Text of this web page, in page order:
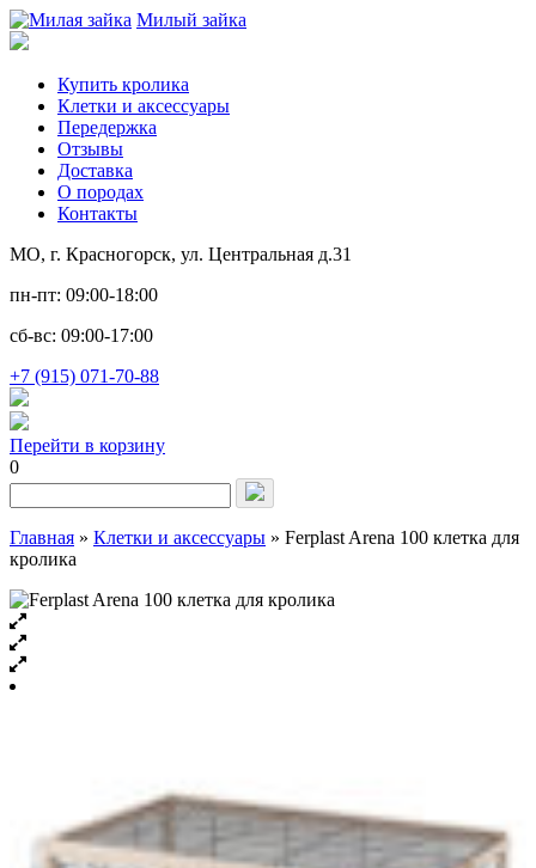
Милый зайка
Купить кролика
Клетки и аксессуары
Передержка
Отзывы
Доставка
О породах
Контакты
МО, г. Красногорск, ул. Центральная д.31
пн-пт: 09:00-18:00
сб-вс: 09:00-17:00
+7 (915) 071-70-88
Перейти в корзину
0
Запрос
для
поиска:
Главная » Клетки и аксессуары » Ferplast Arena 100 клетка для
кролика